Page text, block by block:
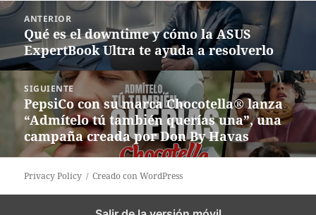
Navegación
entradas
ANTERIOR
Entrada
anterior:
Qué es el downtime y cómo la ASUS
ExpertBook Ultra te ayuda a resolverlo
SIGUIENTE
Siguiente
entrada:
PepsiCo con su marca Chocotella® lanza
“Admítelo tú también querías una”, una
campaña creada por Don By Havas
Privacy Policy Creado con WordPress